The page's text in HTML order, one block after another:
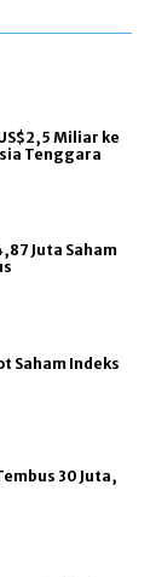
Miliar ke
Tenggara
Juta Saham
Saham Indeks
30 Juta,